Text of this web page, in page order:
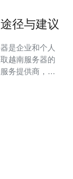
径与建议
是企业和个人
越南服务器的
务提供商，帮
，许多用户开